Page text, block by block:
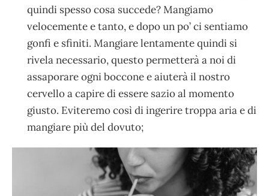
quindi spesso cosa succede? Mangiamo
velocemente e tanto, e dopo un po’ ci sentiamo
gonfi e sfiniti. Mangiare lentamente quindi si
rivela necessario, questo permetterà a noi di
assaporare ogni boccone e aiuterà il nostro
cervello a capire di essere sazio al momento
giusto. Eviteremo così di ingerire troppa aria e di
mangiare più del dovuto;